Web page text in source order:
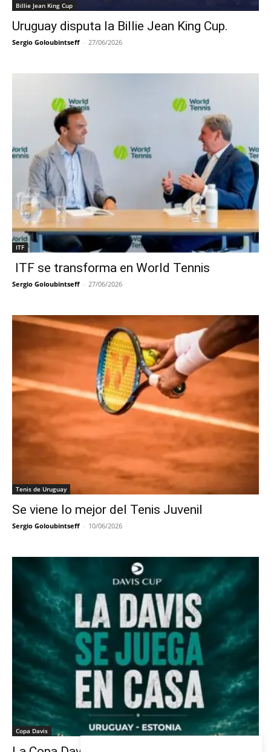
Billie Jean King Cup
Uruguay disputa la Billie Jean King Cup.
Sergio Goloubintseff - 27/06/2026
ITF
ITF se transforma en World Tennis
Sergio Goloubintseff - 27/06/2026
Tenis de Uruguay
Se viene lo mejor del Tenis Juvenil
Sergio Goloubintseff - 10/06/2026
Copa Davis